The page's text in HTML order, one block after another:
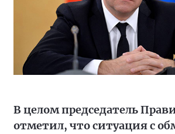
В целом председатель
отметил, что ситуация с